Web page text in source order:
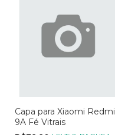
Capa para Xiaomi Redmi
9A Fé Vitrais